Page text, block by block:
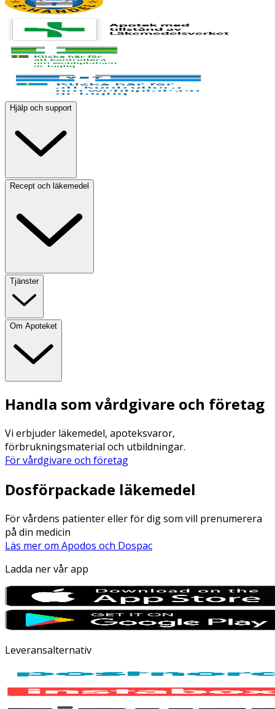
Hjälp och support
Recept och läkemedel
Tjänster
Om Apoteket
Handla som vårdgivare och företag
Vi erbjuder läkemedel, apoteksvaror,
förbrukningsmaterial och utbildningar.
För vårdgivare och företag
Dosförpackade läkemedel
För vårdens patienter eller för dig som vill prenumerera
på din medicin
Läs mer om Apodos och Dospac
Ladda ner vår app
Leveransalternativ